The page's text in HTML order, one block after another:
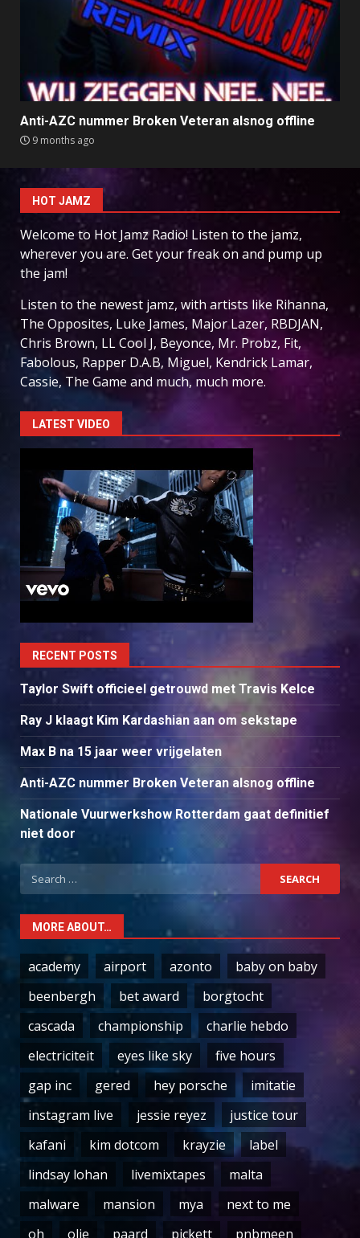
Anti-AZC nummer Broken Veteran alsnog offline
9 months ago
HOT JAMZ
Welcome to Hot Jamz Radio! Listen to the jamz,
wherever you are. Get your freak on and pump up
the jam!
Listen to the newest jamz, with artists like Rihanna,
The Opposites, Luke James, Major Lazer, RBDJAN,
Chris Brown, LL Cool J, Beyonce, Mr. Probz, Fit,
Fabolous, Rapper D.A.B, Miguel, Kendrick Lamar,
Cassie, The Game and much, much more.
LATEST VIDEO
RECENT POSTS
Taylor Swift officieel getrouwd met Travis Kelce
Ray J klaagt Kim Kardashian aan om sekstape
Max B na 15 jaar weer vrijgelaten
Anti-AZC nummer Broken Veteran alsnog offline
Nationale Vuurwerkshow Rotterdam gaat definitief
niet door
Search
for:
MORE ABOUT…
academy airport azonto
baby on baby
beenbergh
bet award
borgtocht
cascada
championship
charlie hebdo
electriciteit
eyes like sky
five hours
gap inc
gered hey porsche
imitatie
instagram live
jessie reyez
justice tour
kafani
kim dotcom krayzie
label
lindsay lohan
livemixtapes
malta
malware
mansion mya
next to me
oh
olie paard pickett pnbmeen